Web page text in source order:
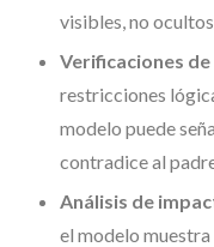
visibles, no
Verificaciones
restricciones
modelo puede
contradice al
Análisis de
el modelo